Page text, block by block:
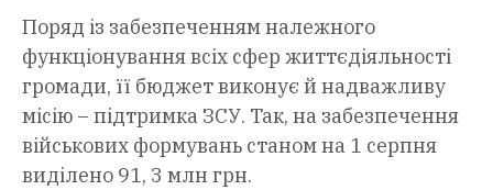
Поряд із забезпеченням належного
функціонування всіх сфер життєдіяльності
громади, її бюджет виконує й надважливу
місію – підтримка ЗСУ. Так, на забезпечення
військових формувань станом на 1 серпня
виділено 91, 3 млн грн.